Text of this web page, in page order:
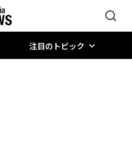
注目のトピック